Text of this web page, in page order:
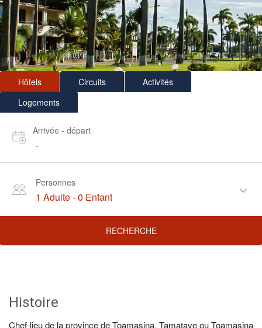
Hôtels Circuits
Activités
Logements
Arrivée - départ
-
Personnes
1 Adulte-0 Enfant
RECHERCHE
Histoire
Chef-lieu de la province de Toamasina, Tamatave ou Toamasina